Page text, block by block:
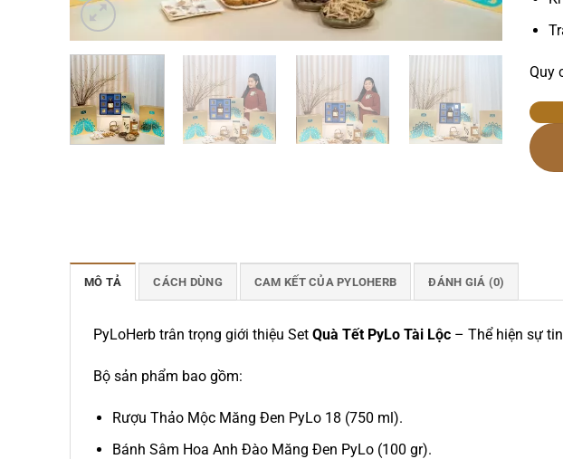
Quy
MÔ TẢ CÁCH DÙNG CAM KẾT CỦA PYLOHERB ĐÁNH GIÁ (0)
PyLoHerb trân trọng giới thiệu Set Quà Tết PyLo Tài Lộc – Thể hiện sự
Bộ sản phẩm bao gồm:
Rượu Thảo Mộc Măng Đen PyLo 18 (750 ml).
Bánh Sâm Hoa Anh Đào Măng Đen PyLo (100 gr).